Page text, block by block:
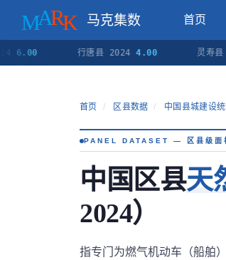
马克集数 首页
行唐县 2024 4.00 灵寿县 2024
首页 / 区县数据 / 中国县城建设
PANEL DATASET — 区县级面
中国区县天
2024）
指专门为燃气机动车（船舶